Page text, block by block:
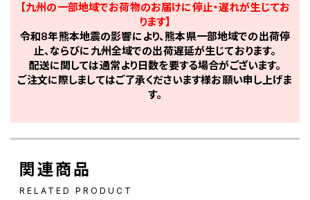
【九州の一部地域でお荷物のお届けに停止・遅れが生じてお
ります】
令和8年熊本地震の影響により、熊本県一部地域での出荷停
止、ならびに九州全域での出荷遅延が生じております。
配送に関しては通常より日数を要する場合がございます。
ご注文に際しましてはご了承くださいます様お願い申し上げま
す。
関連商品
RELATED PRODUCT